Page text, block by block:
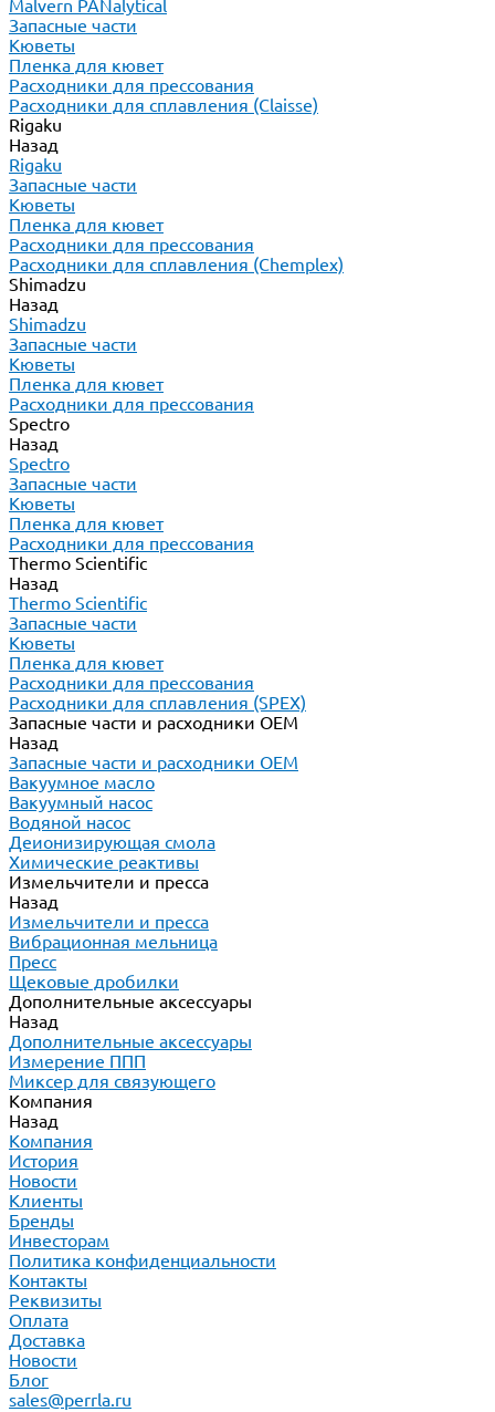
Malvern PANalytical
Запасные части
Кюветы
Пленка для кювет
Расходники для прессования
Расходники для сплавления (Claisse)
Rigaku
Назад
Rigaku
Запасные части
Кюветы
Пленка для кювет
Расходники для прессования
Расходники для сплавления (Chemplex)
Shimadzu
Назад
Shimadzu
Запасные части
Кюветы
Пленка для кювет
Расходники для прессования
Spectro
Назад
Spectro
Запасные части
Кюветы
Пленка для кювет
Расходники для прессования
Thermo Scientific
Назад
Thermo Scientific
Запасные части
Кюветы
Пленка для кювет
Расходники для прессования
Расходники для сплавления (SPEX)
Запасные части и расходники ОЕМ
Назад
Запасные части и расходники ОЕМ
Вакуумное масло
Вакуумный насос
Водяной насос
Деионизирующая смола
Химические реактивы
Измельчители и пресса
Назад
Измельчители и пресса
Вибрационная мельница
Пресс
Щековые дробилки
Дополнительные аксессуары
Назад
Дополнительные аксессуары
Измерение ППП
Миксер для связующего
Компания
Назад
Компания
История
Новости
Клиенты
Бренды
Инвесторам
Политика конфиденциальности
Контакты
Реквизиты
Оплата
Доставка
Новости
Блог
sales@perrla.ru